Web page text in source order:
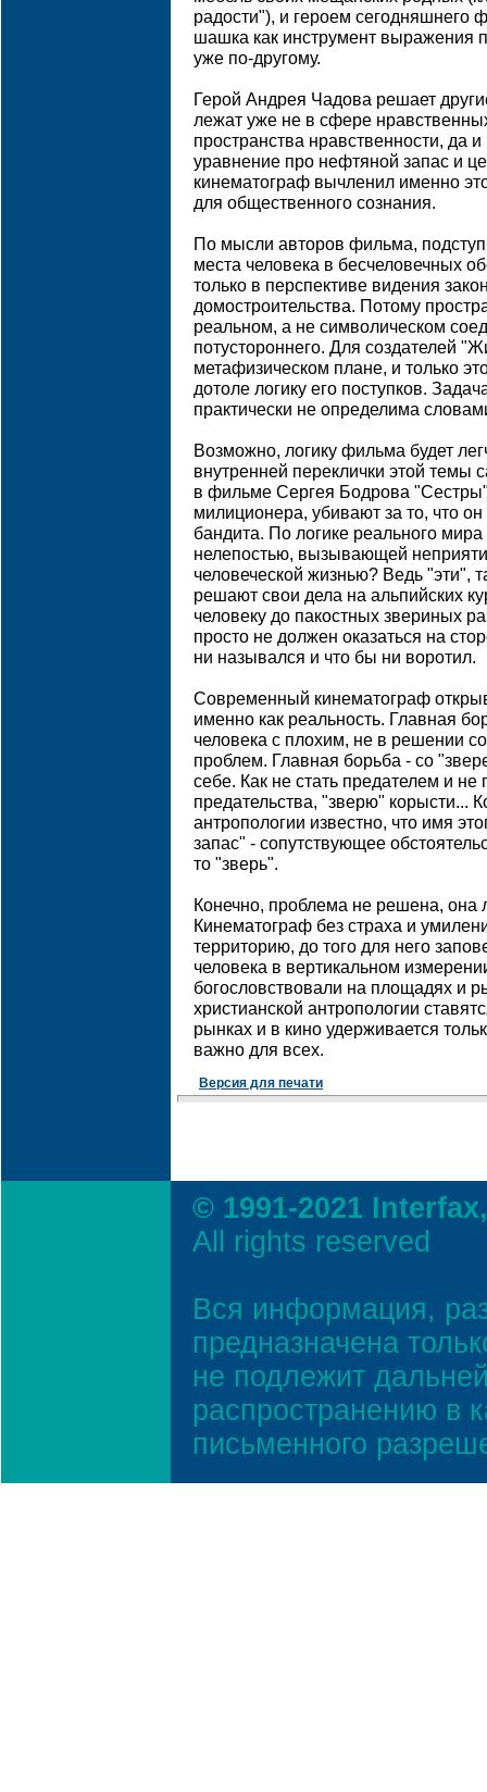
радости"), и героем сегодняшнего
шашка как инструмент выражения
уже по-другому.
Герой Андрея Чадова решает
лежат уже не в сфере
пространства нравственности, да
уравнение про нефтяной запас и
кинематограф вычленил именно
для общественного сознания.
По мысли авторов фильма,
места человека в бесчеловечных
только в перспективе видения
домостроительства. Потому
реальном, а не символическом
потустороннего. Для создателей
метафизическом плане, и только
дотоле логику его поступков.
практически не определима
Возможно, логику фильма будет
внутренней переклички этой темы
в фильме Сергея Бодрова
милиционера, убивают за то, что
бандита. По логике реального
нелепостью, вызывающей
человеческой жизнью? Ведь "эти",
решают свои дела на альпийских
человеку до пакостных звериных
просто не должен оказаться на
ни назывался и что бы ни воротил.
Современный кинематограф
именно как реальность. Главная
человека с плохим, не в решении
проблем. Главная борьба - со
себе. Как не стать предателем и не
предательства, "зверю" корысти...
антропологии известно, что имя
запас" - сопутствующее
то "зверь".
Конечно, проблема не решена, она
Кинематограф без страха и
территорию, до того для него
человека в вертикальном
богословствовали на площадях и
христианской антропологии
рынках и в кино удерживается
важно для всех.
Версия для печати
© 1991-2021
All rights reserved
Вся информация,
предназначена
не подлежит
распространению в
письменного